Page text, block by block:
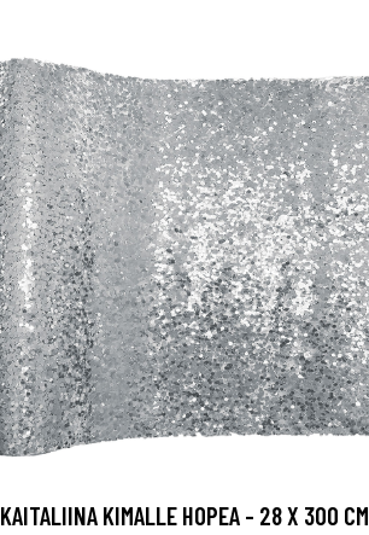
KAITALIINA KIMALLE HOPEA - 28 X 300 CM